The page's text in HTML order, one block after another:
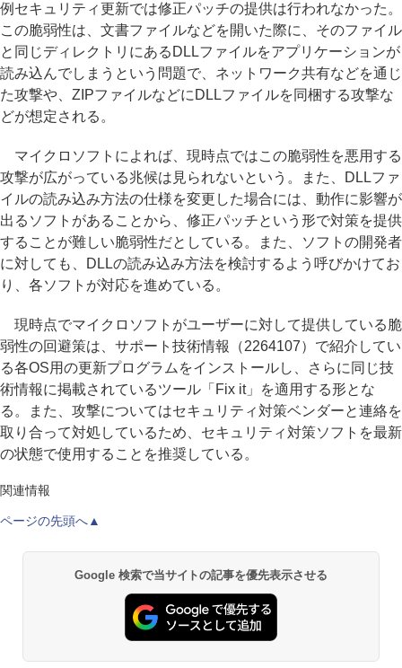
例セキュリティ更新では修正パッチの提供は行われなかった。
この脆弱性は、文書ファイルなどを開いた際に、そのファイル
と同じディレクトリにあるDLLファイルをアプリケーションが
読み込んでしまうという問題で、ネットワーク共有などを通じ
た攻撃や、ZIPファイルなどにDLLファイルを同梱する攻撃な
どが想定される。
マイクロソフトによれば、現時点ではこの脆弱性を悪用する
攻撃が広がっている兆候は見られないという。また、DLLファ
イルの読み込み方法の仕様を変更した場合には、動作に影響が
出るソフトがあることから、修正パッチという形で対策を提供
することが難しい脆弱性だとしている。また、ソフトの開発者
に対しても、DLLの読み込み方法を検討するよう呼びかけてお
り、各ソフトが対応を進めている。
現時点でマイクロソフトがユーザーに対して提供している脆
弱性の回避策は、サポート技術情報（2264107）で紹介してい
る各OS用の更新プログラムをインストールし、さらに同じ技
術情報に掲載されているツール「Fix it」を適用する形とな
る。また、攻撃についてはセキュリティ対策ベンダーと連絡を
取り合って対処しているため、セキュリティ対策ソフトを最新
の状態で使用することを推奨している。
関連情報
ページの先頭へ▲
Google 検索で当サイトの記事を優先表示させる